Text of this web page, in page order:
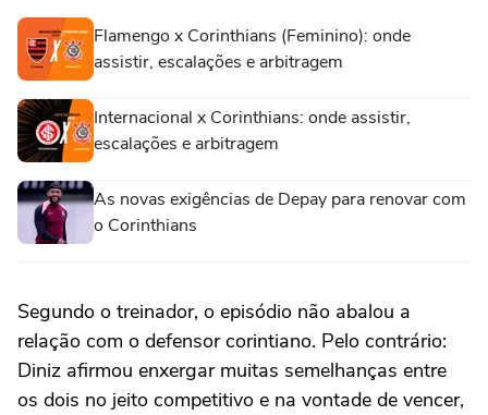
Flamengo x Corinthians (Feminino): onde
assistir, escalações e arbitragem
Internacional x Corinthians: onde assistir,
escalações e arbitragem
As novas exigências de Depay para renovar com
o Corinthians
Segundo o treinador, o episódio não abalou a
relação com o defensor corintiano. Pelo contrário:
Diniz afirmou enxergar muitas semelhanças entre
os dois no jeito competitivo e na vontade de vencer,